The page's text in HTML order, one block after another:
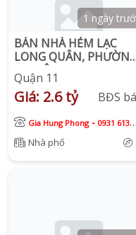
1 ngày
BÁN NHÀ HẺM LẠC
LONG QUÂN,
5, QUẬN 11
Quận 11
Giá: 2.6 tỷ BĐS
Gia Hung Phong- 0931 613
913 Nhà phố